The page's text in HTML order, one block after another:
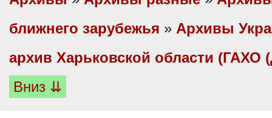
ближнего зарубежья » Архивы
архив Харьковской области (ГАХО
Вниз ⇊